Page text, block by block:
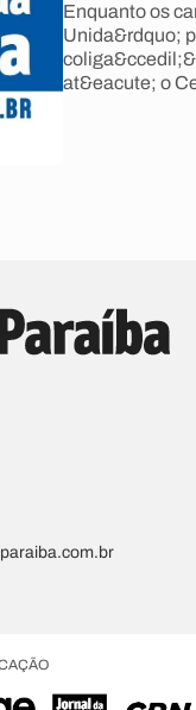
Enquanto os
Unida&rdquo;
at&eacute; o